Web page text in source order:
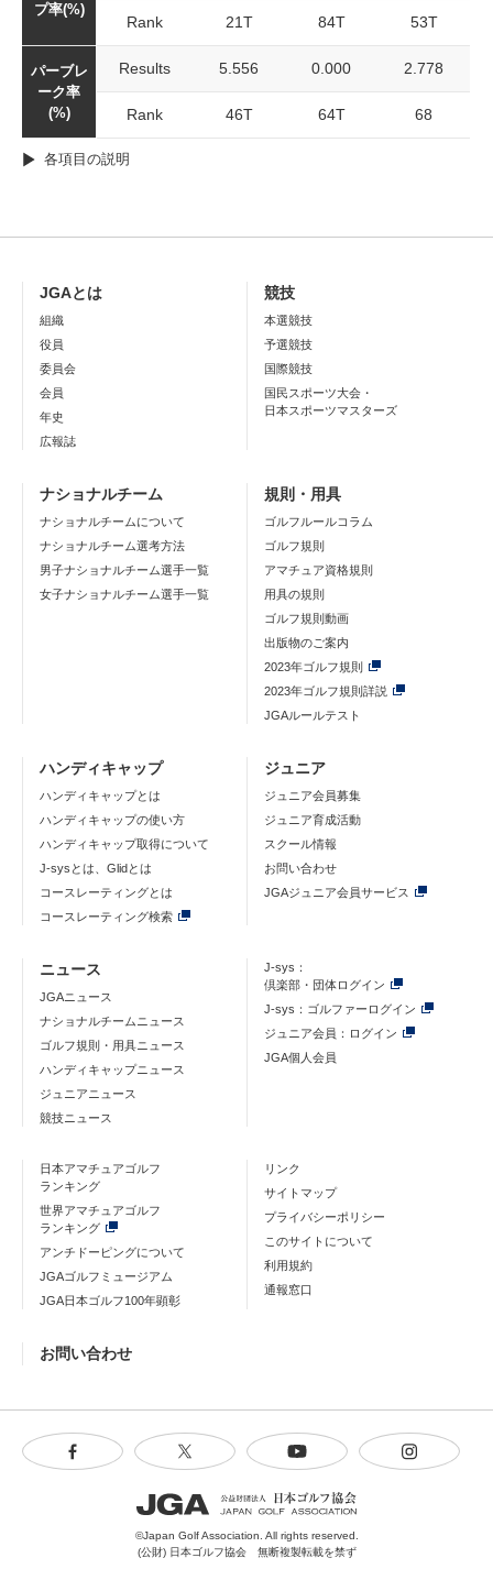
プ率(%)
Rank 21T 84T 53T
パーブレ
ーク率
(%)
Results 5.556 0.000 2.778
Rank 46T 64T 68
各項目の説明
JGAとは
組織
役員
委員会
会員
年史
広報誌
競技
本選競技
予選競技
国際競技
国民スポーツ大会・
日本スポーツマスターズ
ナショナルチーム
ナショナルチームについて
ナショナルチーム選考方法
男子ナショナルチーム選手一覧
女子ナショナルチーム選手一覧
規則・用具
ゴルフルールコラム
ゴルフ規則
アマチュア資格規則
用具の規則
ゴルフ規則動画
出版物のご案内
2023年ゴルフ規則
2023年ゴルフ規則詳説
JGAルールテスト
ハンディキャップ
ハンディキャップとは
ハンディキャップの使い方
ハンディキャップ取得について
J-sysとは、Glidとは
コースレーティングとは
コースレーティング検索
ジュニア
ジュニア会員募集
ジュニア育成活動
スクール情報
お問い合わせ
JGAジュニア会員サービス
ニュース
JGAニュース
ナショナルチームニュース
ゴルフ規則・用具ニュース
ハンディキャップニュース
ジュニアニュース
競技ニュース
J-sys：
倶楽部・団体ログイン
J-sys：ゴルファーログイン
ジュニア会員：ログイン
JGA個人会員
日本アマチュアゴルフ
ランキング
世界アマチュアゴルフ
ランキング
アンチドーピングについて
JGAゴルフミュージアム
JGA日本ゴルフ100年顕彰
リンク
サイトマップ
プライバシーポリシー
このサイトについて
利用規約
通報窓口
お問い合わせ
©Japan Golf Association. All rights reserved.
(公財) 日本ゴルフ協会 無断複製転載を禁ず